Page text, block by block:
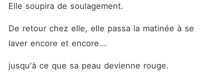
Elle soupira de soulagement.
De retour chez elle, elle passa la matinée à se
laver encore et encore...
jusqu'à ce que sa peau devienne rouge.